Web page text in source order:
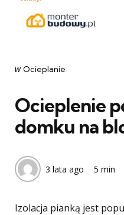
Categories
post
w Ocieplanie
Ocieplenie
domku na
3 lata ago 5 min
Izolacja pianką jest